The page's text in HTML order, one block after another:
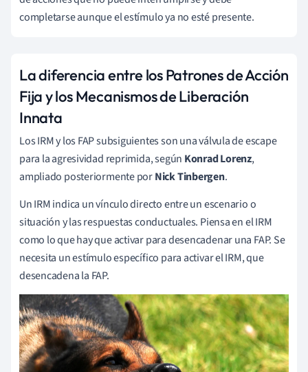
completarse aunque el estímulo ya no esté presente.
La diferencia entre los Patrones de Acción
Fija y los Mecanismos de Liberación
Innata
Los IRM y los FAP subsiguientes son una válvula de escape
para la agresividad reprimida, según Konrad Lorenz,
ampliado posteriormente porNick Tinbergen.
Un IRM indica un vínculo directo entre un escenario o
situación y las respuestas conductuales. Piensa en el IRM
como lo que hay que activar para desencadenar una FAP. Se
necesita un estímulo específico para activar el IRM, que
desencadena la FAP.